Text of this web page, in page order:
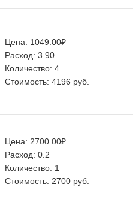
Цена: 1049.00₽
Расход: 3.90
Количество: 4
Стоимость: 4196 руб.
Цена: 2700.00₽
Расход: 0.2
Количество: 1
Стоимость: 2700 руб.